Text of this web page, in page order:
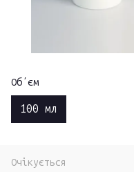
Обʼєм
100 мл
Очікується